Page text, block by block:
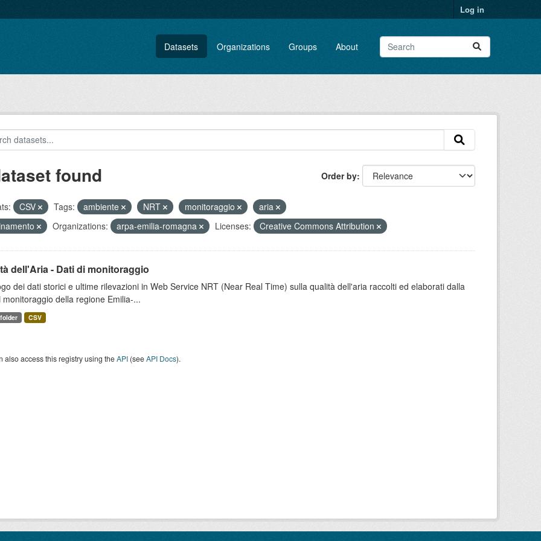
Log in
Datasets Organizations Groups About
Order by
found
CSV Tags: ambiente NRT monitoraggio
aria
Organizations: arpa-emilia-romagna Licenses: Creative Commons Attribution
dell'Aria - Dati di monitoraggio
dei dati storici e ultime rilevazioni in Web Service NRT (Near Real Time) sulla qualità dell'aria raccolti ed elaborati dalla
monitoraggio della regione Emilia-...
CSV
also access this registry using theAPI(seeAPI Docs).